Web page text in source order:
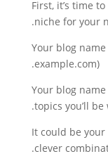
First, it’s time
niche for your
Your blog
example.com).
Your blog
topics you’ll
It could be your
clever